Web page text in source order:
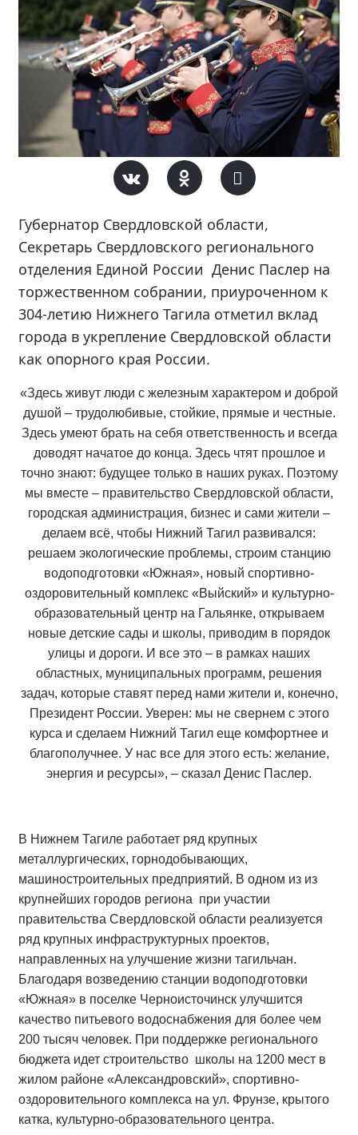
Губернатор Свердловской области,
Секретарь Свердловского регионального
отделения Единой России Денис Паслер на
торжественном собрании, приуроченном к
304-летию Нижнего Тагила отметил вклад
города в укрепление Свердловской области
как опорного края России.
«Здесь живут люди с железным характером и доброй
душой – трудолюбивые, стойкие, прямые и честные.
Здесь умеют брать на себя ответственность и всегда
доводят начатое до конца. Здесь чтят прошлое и
точно знают: будущее только в наших руках. Поэтому
мы вместе – правительство Свердловской области,
городская администрация, бизнес и сами жители –
делаем всё, чтобы Нижний Тагил развивался:
решаем экологические проблемы, строим станцию
водоподготовки «Южная», новый спортивно-
оздоровительный комплекс «Выйский» и культурно-
образовательный центр на Гальянке, открываем
новые детские сады и школы, приводим в порядок
улицы и дороги. И все это – в рамках наших
областных, муниципальных программ, решения
задач, которые ставят перед нами жители и, конечно,
Президент России. Уверен: мы не свернем с этого
курса и сделаем Нижний Тагил еще комфортнее и
благополучнее. У нас все для этого есть: желание,
энергия и ресурсы», – сказал Денис Паслер.
В Нижнем Тагиле работает ряд крупных
металлургических, горнодобывающих,
машиностроительных предприятий. В одном из из
крупнейших городов региона при участии
правительства Свердловской области реализуется
ряд крупных инфраструктурных проектов,
направленных на улучшение жизни тагильчан.
Благодаря возведению станции водоподготовки
«Южная» в поселке Черноисточинск улучшится
качество питьевого водоснабжения для более чем
200 тысяч человек. При поддержке регионального
бюджета идет строительство школы на 1200 мест в
жилом районе «Александровский», спортивно-
оздоровительного комплекса на ул. Фрунзе, крытого
катка, культурно-образовательного центра.